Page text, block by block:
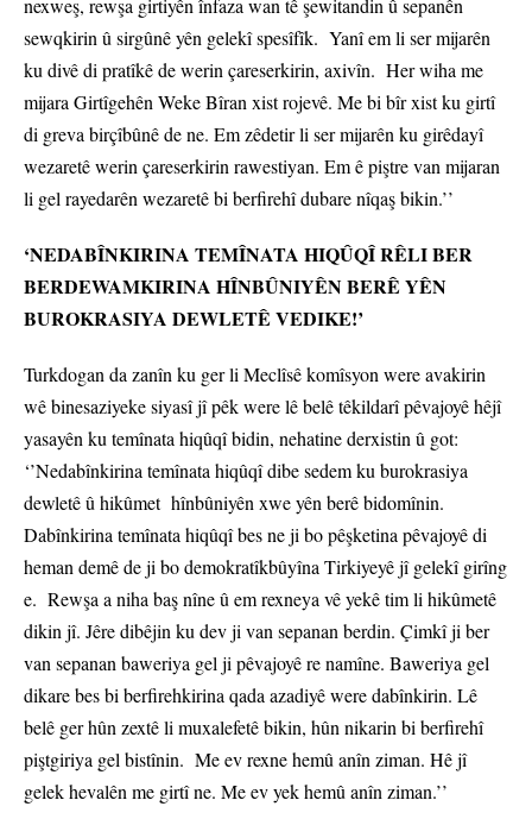
nexweş, rewşa girtiyên înfaza wan tê şewitandin û sepanên
sewqkirin û sirgûnê yên gelekî spesîfîk. Yanî em li ser mijarên
ku divê di pratîkê de werin çareserkirin, axivîn. Her wiha me
mijara Girtîgehên Weke Bîran xist rojevê. Me bi bîr xist ku girtî
di greva birçîbûnê de ne. Em zêdetir li ser mijarên ku girêdayî
wezaretê werin çareserkirin rawestiyan. Em ê piştre van mijaran
li gel rayedarên wezaretê bi berfirehî dubare nîqaş bikin.’’
‘NEDABÎNKIRINA TEMÎNATA HIQÛQÎ RÊLI BER
BERDEWAMKIRINA HÎNBÛNIYÊN BERÊ YÊN
BUROKRASIYA DEWLETÊ VEDIKE!’
Turkdogan da zanîn ku ger li Meclîsê komîsyon were avakirin
wê binesaziyeke siyasî jî pêk were lê belê têkildarî pêvajoyê hêjî
yasayên ku temînata hiqûqî bidin, nehatine derxistin û got:
‘’Nedabînkirina temînata hiqûqî dibe sedem ku burokrasiya
dewletê û hikûmet hînbûniyên xwe yên berê bidomînin.
Dabînkirina temînata hiqûqî bes ne ji bo pêşketina pêvajoyê di
heman demê de ji bo demokratîkbûyîna Tirkiyeyê jî gelekî girîng
e. Rewşa a niha baş nîne û em rexneya vê yekê tim li hikûmetê
dikin jî. Jêre dibêjin ku dev ji van sepanan berdin. Çimkî ji ber
van sepanan baweriya gel ji pêvajoyê re namîne. Baweriya gel
dikare bes bi berfirehkirina qada azadiyê were dabînkirin. Lê
belê ger hûn zextê li muxalefetê bikin, hûn nikarin bi berfirehî
piştgiriya gel bistînin. Me ev rexne hemû anîn ziman. Hê jî
gelek hevalên me girtî ne. Me ev yek hemû anîn ziman.’’